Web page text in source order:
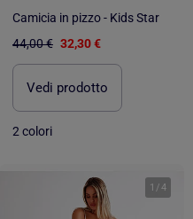
Camicia in pizzo - Kids Star
44,00 € 32,30 €
Vedi prodotto
2 colori
1 /4